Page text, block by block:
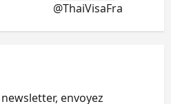
@ThaiVisaFra
envoyez